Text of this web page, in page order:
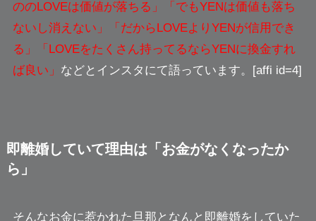
ののLOVEは価値が落ちる」「でもYENは価値も落ち
ないし消えない」「だからLOVEよりYENが信用でき
る」「LOVEをたくさん持ってるならYENに換金すれ
ば良い」 などとインスタにて語っています。[affi id=4]
即離婚していて理由は「お金がなくなったか
ら」
そんなお金に惹かれた旦那となんと即離婚をしていた